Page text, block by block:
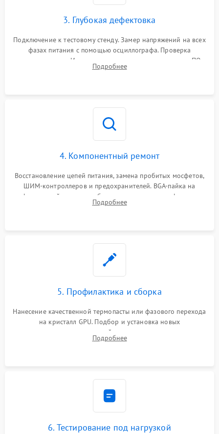
3. Глубокая дефектовка
Подключение к тестовому стенду. Замер напряжений на всех
фазах питания с помощью осциллографа. Проверка
инициализации. Использование специализированного ПО
MATS
Подробнее
4. Компонентный ремонт
Восстановление цепей питания, замена пробитых мосфетов,
ШИМ-контроллеров и предохранителей. BGA-пайка на
инфракрасной станции реболлинг или замена графического
чипа и дефектной памяти GDDR. Прошивка BIOS
Подробнее
5. Профилактика и сборка
Нанесение качественной термопасты или фазового перехода
на кристалл GPU. Подбор и установка новых
термопрокладок правильной толщины на память и цепи
питания. Монтаж радиатора и бэкплейта, подключение и
Подробнее
6. Тестирование под нагрузкой